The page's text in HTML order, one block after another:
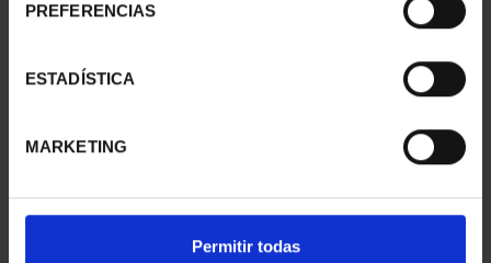
PREFERENCIAS
ESTADÍSTICA
MARKETING
Permitir todas
SUSCRIPCIÓN CIUDADES